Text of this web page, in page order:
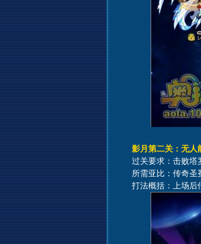
影月第二关：无人
过关要求：击败塔
所需亚比：传奇圣
打法概括：上场后传